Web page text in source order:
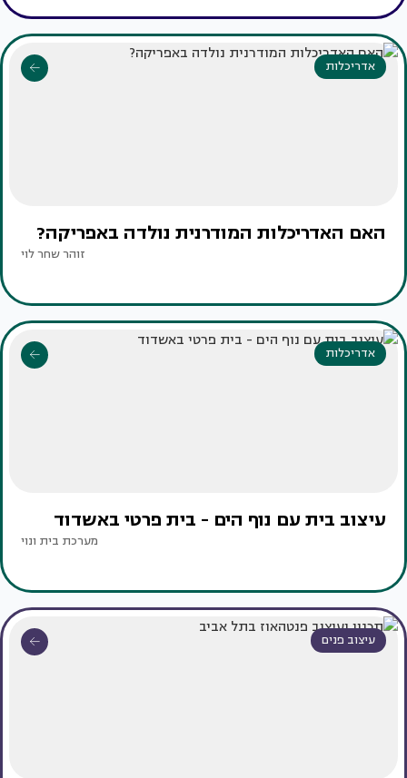
אדריכלות
האם האדריכלות המודרנית נולדה באפריקה?
זוהר שחר לוי
אדריכלות
עיצוב בית עם נוף הים - בית פרטי באשדוד
מערכת בית ונוי
עיצוב פנים